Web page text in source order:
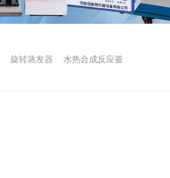
旋转蒸发器 水热合成反应釜